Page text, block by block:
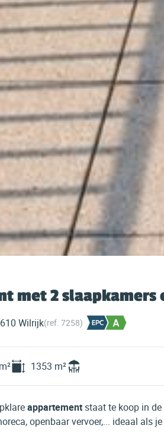
met 2 slaapkamers
Wilrijk(ref. 7258)
m² 1353 m²
appartementstaat te koop in
openbaar vervoer,... ideaal als